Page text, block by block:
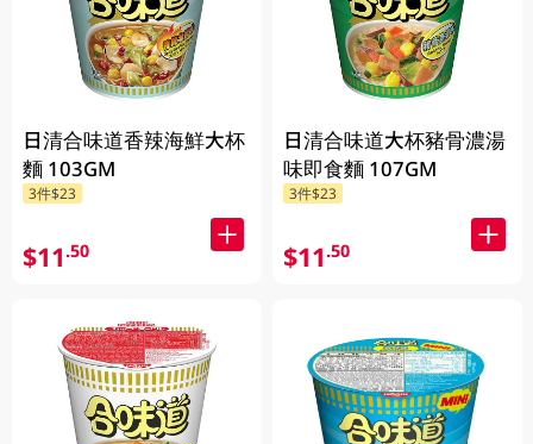
日清合味道香辣海鮮大杯
麵 103GM
3件$23
$11.50
日清合味道大杯豬骨濃湯
味即食麵 107GM
3件$23
$11.50